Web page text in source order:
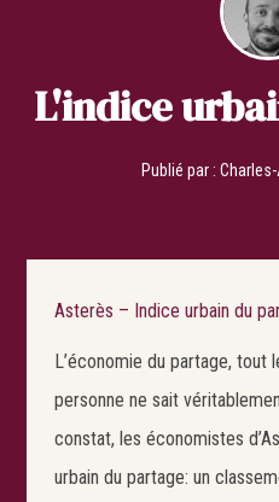
L'indice
Publié par :
Asterès – Indice urbain du
L’économie du partage, tout
personne ne sait
constat, les économistes
urbain du partage: un